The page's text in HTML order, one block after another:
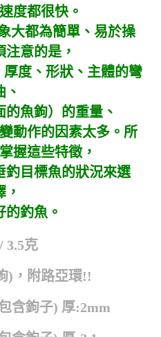
度都很快。
大都為簡單、易於操
意的是，
厚度、形狀、主體的彎
、
魚鉤）的重量、
動作的因素太多。所
握這些特徵，
釣目標魚的狀況來選
，
的釣魚。
3.5克
)，附路亞環!!
含鉤子) 厚:2mm